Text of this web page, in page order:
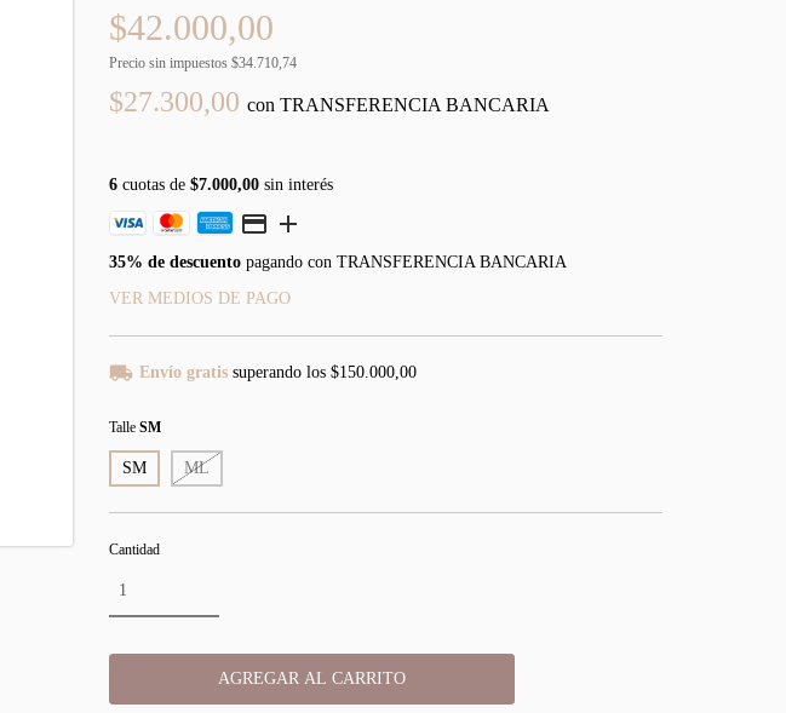
$42.000,00
Precio sin impuestos $34.710,74
$27.300,00 con TRANSFERENCIA BANCARIA
6cuotas de $7.000,00sin interés
35% de descuentopagando con TRANSFERENCIA BANCARIA
VER MEDIOS DE PAGO
Envío gratis superando los $150.000,00
Talle SM
SM ML
Cantidad